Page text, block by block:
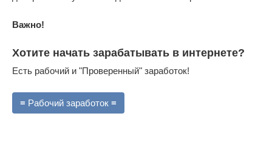
Важно!
Хотите начать зарабатывать в интернете?
Есть рабочий и "Проверенный" заработок!
≡ Рабочий заработок ≡